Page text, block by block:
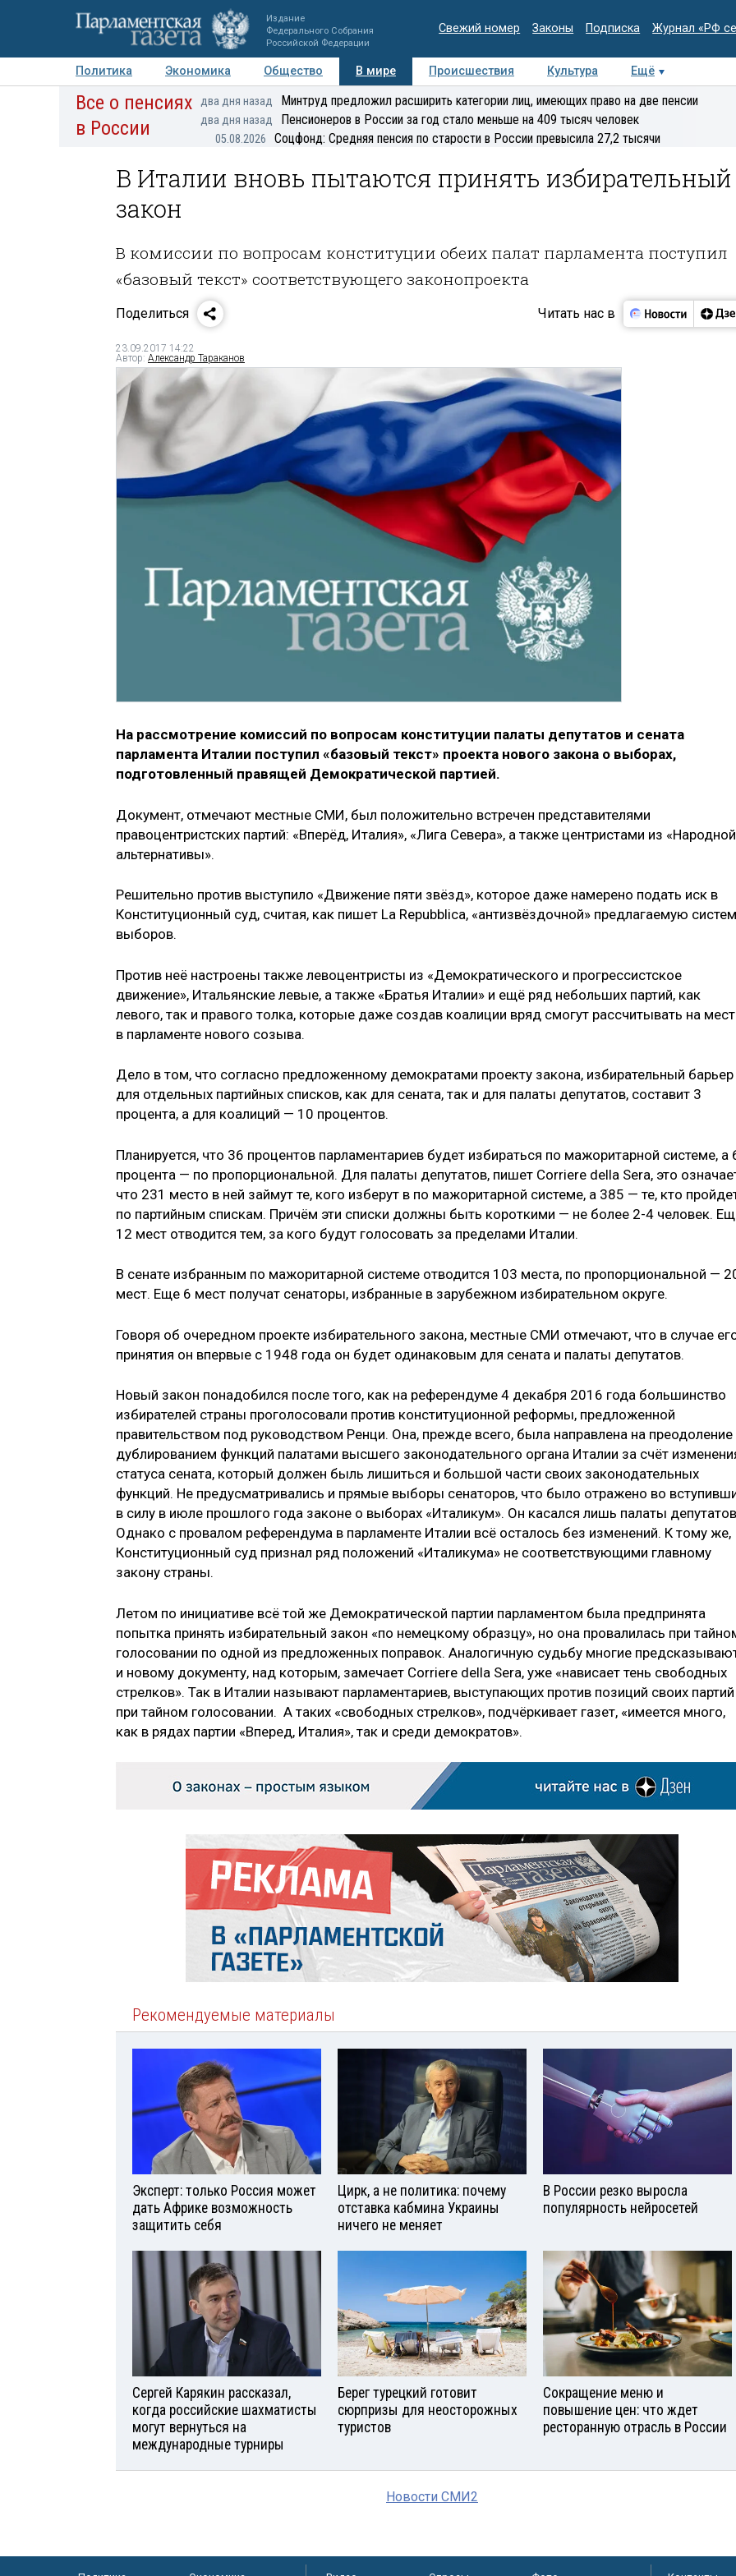
Издание
Федерального Собрания
Российской Федерации
Свежий номер Законы Подписка Журнал «РФ
Политика Экономика Общество В мире Происшествия Культура
Ещё
Авторы Персоны Мнения Регионы Медиацентр Интервью Колумнисты
Все о пенсиях
в России
два дня назад Минтруд предложил расширить категории лиц, имеющих право на две пенсии
два дня назад Пенсионеров в России за год стало меньше на 409 тысяч человек
05.08.2026 Соцфонд: Средняя пенсия по старости в России превысила 27,2 тысячи
В Италии вновь пытаются принять избирательный
закон
В комиссии по вопросам конституции обеих палат парламента поступил
«базовый текст» соответствующего законопроекта
Поделиться Читать нас в
23.09.2017 14:22
Автор: Александр Тараканов
На рассмотрение комиссий по вопросам конституции палаты депутатов и сената
парламента Италии поcтупил «базовый текст» проекта нового закона о выборах,
подготовленный правящей Демократической партией.
Документ, отмечают местные СМИ, был положительно встречен представителями
правоцентристских партий: «Вперёд, Италия», «Лига Севера», а также центристами из «Народной
альтернативы».
Решительно против выступило «Движение пяти звёзд», которое даже намерено подать иск в
Конституционный суд, считая, как пишет La Repubblica, «антизвёздочной» предлагаемую
выборов.
Против неё настроены также левоцентристы из «Демократического и прогрессистское
движение», Итальянские левые, а также «Братья Италии» и ещё ряд небольших партий, как
левого, так и правого толка, которые даже создав коалиции вряд смогут рассчитывать на
в парламенте нового созыва.
Дело в том, что согласно предложенному демократами проекту закона, избирательный барьер
для отдельных партийных списков, как для сената, так и для палаты депутатов, составит 3
процента, а для коалиций — 10 процентов.
Планируется, что 36 процентов парламентариев будет избираться по мажоритарной системе, а
процента — по пропорциональной. Для палаты депутатов, пишет Corriere della Sera, это
что 231 место в ней займут те, кого изберут в по мажоритарной системе, а 385 — те, кто
по партийным спискам. Причём эти списки должны быть короткими — не более 2-4 человек.
12 мест отводится тем, за кого будут голосовать за пределами Италии.
В сенате избранным по мажоритарной системе отводится 103 места, по пропорциональной —
мест. Еще 6 мест получат сенаторы, избранные в зарубежном избирательном округе.
Говоря об очередном проекте избирательного закона, местные СМИ отмечают, что в случае
принятия он впервые с 1948 года он будет одинаковым для сената и палаты депутатов.
Новый закон понадобился после того, как на референдуме 4 декабря 2016 года большинство
избирателей страны проголосовали против конституционной реформы, предложенной
правительством под руководством Ренци. Она, прежде всего, была направлена на преодоление
дублированием функций палатами высшего законодательного органа Италии за счёт
статуса сената, который должен быль лишиться и большой части своих законодательных
функций. Не предусматривались и прямые выборы сенаторов, что было отражено во
в силу в июле прошлого года законе о выборах «Италикум». Он касался лишь палаты
Однако с провалом референдума в парламенте Италии всё осталось без изменений. К тому же,
Конституционный суд признал ряд положений «Италикума» не соответствующими главному
закону страны.
Летом по инициативе всё той же Демократической партии парламентом была предпринята
попытка принять избирательный закон «по немецкому образцу», но она провалилась при
голосовании по одной из предложенных поправок. Аналогичную судьбу многие
и новому документу, над которым, замечает Corriere della Sera, уже «нависает тень свободных
стрелков». Так в Италии называют парламентариев, выступающих против позиций своих партий
при тайном голосовании. А таких «свободных стрелков», подчёркивает газет, «имеется много,
как в рядах партии «Вперед, Италия», так и среди демократов».
Рекомендуемые материалы
Эксперт: только Россия может
дать Африке возможность
защитить себя
Цирк, а не политика: почему
отставка кабмина Украины
ничего не меняет
В России резко выросла
популярность нейросетей
Сергей Карякин рассказал,
когда российские шахматисты
могут вернуться на
международные турниры
Берег турецкий готовит
сюрпризы для неосторожных
туристов
Сокращение меню и
повышение цен: что ждет
ресторанную отрасль в России
Новости СМИ2